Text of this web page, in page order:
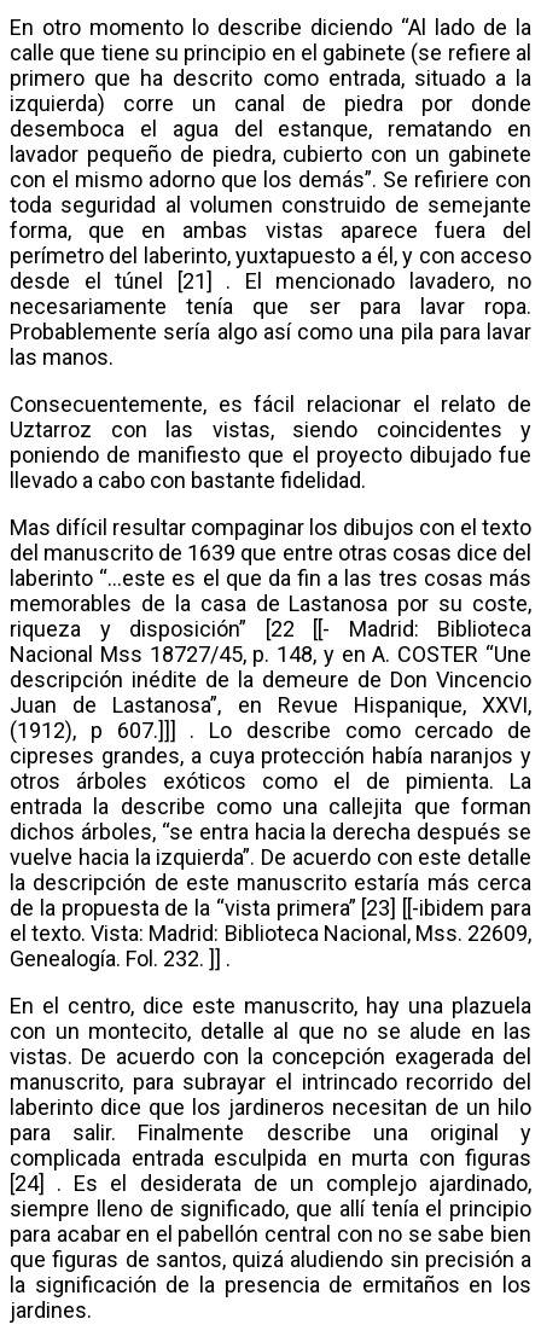
En otro momento lo describe diciendo “Al lado de la
calle que tiene su principio en el gabinete (se refiere al
primero que ha descrito como entrada, situado a la
izquierda) corre un canal de piedra por donde
desemboca el agua del estanque, rematando en
lavador pequeño de piedra, cubierto con un gabinete
con el mismo adorno que los demás”. Se refiriere con
toda seguridad al volumen construido de semejante
forma, que en ambas vistas aparece fuera del
perímetro del laberinto, yuxtapuesto a él, y con acceso
desde el túnel [21] . El mencionado lavadero, no
necesariamente tenía que ser para lavar ropa.
Probablemente sería algo así como una pila para lavar
las manos.
Consecuentemente, es fácil relacionar el relato de
Uztarroz con las vistas, siendo coincidentes y
poniendo de manifiesto que el proyecto dibujado fue
llevado a cabo con bastante fidelidad.
Mas difícil resultar compaginar los dibujos con el texto
del manuscrito de 1639 que entre otras cosas dice del
laberinto “…este es el que da fin a las tres cosas más
memorables de la casa de Lastanosa por su coste,
riqueza y disposición” [22 [[- Madrid: Biblioteca
Nacional Mss 18727/45, p. 148, y en A. COSTER “Une
descripción inédite de la demeure de Don Vincencio
Juan de Lastanosa”, en Revue Hispanique, XXVI,
(1912), p 607.]]] . Lo describe como cercado de
cipreses grandes, a cuya protección había naranjos y
otros árboles exóticos como el de pimienta. La
entrada la describe como una callejita que forman
dichos árboles, “se entra hacia la derecha después se
vuelve hacia la izquierda”. De acuerdo con este detalle
la descripción de este manuscrito estaría más cerca
de la propuesta de la “vista primera” [23] [[-ibidem para
el texto. Vista: Madrid: Biblioteca Nacional, Mss. 22609,
Genealogía. Fol. 232. ]] .
En el centro, dice este manuscrito, hay una plazuela
con un montecito, detalle al que no se alude en las
vistas. De acuerdo con la concepción exagerada del
manuscrito, para subrayar el intrincado recorrido del
laberinto dice que los jardineros necesitan de un hilo
para salir. Finalmente describe una original y
complicada entrada esculpida en murta con figuras
[24] . Es el desiderata de un complejo ajardinado,
siempre lleno de significado, que allí tenía el principio
para acabar en el pabellón central con no se sabe bien
que figuras de santos, quizá aludiendo sin precisión a
la significación de la presencia de ermitaños en los
jardines.